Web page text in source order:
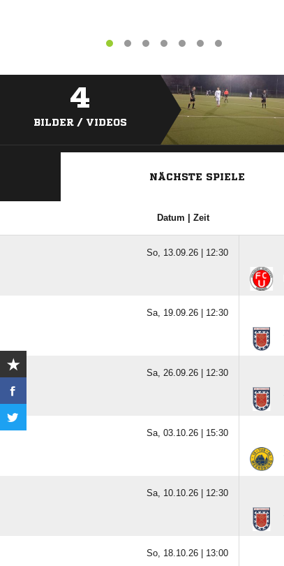
4
BILDER / VIDEOS
NÄCHSTE SPIELE
Datum | Zeit
So, 13.09.26 | 12:30
Sa, 19.09.26 | 12:30
Sa, 26.09.26 | 12:30
Sa, 03.10.26 | 15:30
Sa, 10.10.26 | 12:30
So, 18.10.26 | 13:00